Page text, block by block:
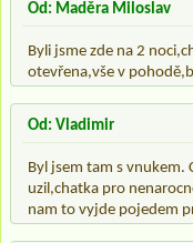
Od: Maděra Miloslav
Byli jsme zde na 2
otevřena,vše v
Od: Vladimir
Byl jsem tam s vnukem.
uzil,chatka pro
nam to vyjde pojedem